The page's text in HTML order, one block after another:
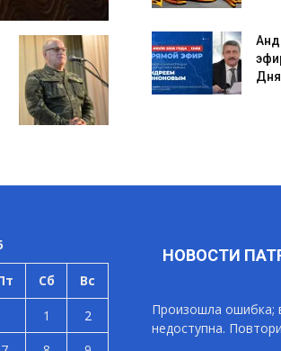
Сб Вс
1
2
НОВОСТИ
Произошла ошибка;
недоступна.